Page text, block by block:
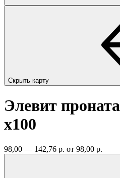
Скрыть карту
Элевит
x100
98,00 — 142,76 р. от 98,00 р.